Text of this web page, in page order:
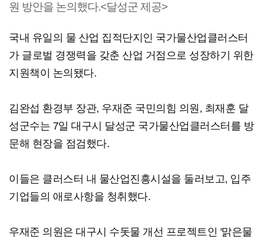
원 방안을 논의했다.<달성군 제공>
국내 유일의 물 산업 집적단지인 국가물산업클러스터
가 글로벌 경쟁력을 갖춘 산업 거점으로 성장하기 위한
지원책이 논의됐다.
김완섭 환경부 장관, 우재준 국민의힘 의원, 최재훈 달
성군수는 7일 대구시 달성군 국가물산업클러스터를 방
문해 현장을 점검했다.
이들은 클러스터 내 물산업진흥시설을 둘러보고, 입주
기업들의 애로사항을 청취했다.
우재준 의원은 대구시 수돗물 개선 프로젝트인 '맑은물